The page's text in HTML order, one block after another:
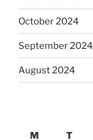
October 2024
September 2024
August 2024
M
T